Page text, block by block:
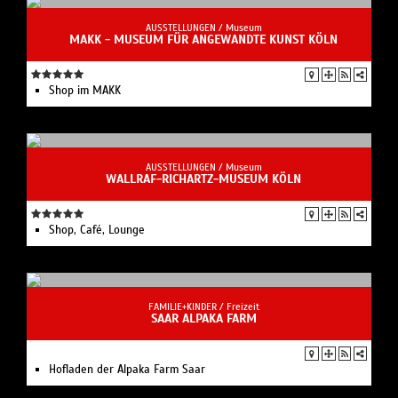
AUSSTELLUNGEN / Museum
MAKK - MUSEUM FÜR ANGEWANDTE KUNST KÖLN
Shop im MAKK
AUSSTELLUNGEN / Museum
WALLRAF-RICHARTZ-MUSEUM KÖLN
Shop, Café, Lounge
FAMILIE+KINDER / Freizeit
SAAR ALPAKA FARM
Hofladen der Alpaka Farm Saar